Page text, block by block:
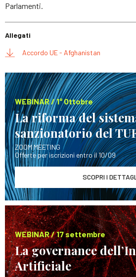
Parlamenti.
Allegati
Accordo UE - Afghanistan
WEBINAR / 1° Ottobre
La riforma del
sanzionatorio del
ZOOM MEETING
Offerte per iscrizioni entro il 10/09
SCOPRI I
WEBINAR / 17 settembre
La governance
Artificiale